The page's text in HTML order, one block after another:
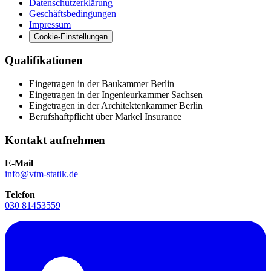
Datenschutzerklärung
Geschäftsbedingungen
Impressum
Cookie-Einstellungen
Qualifikationen
Eingetragen in der Baukammer Berlin
Eingetragen in der Ingenieurkammer Sachsen
Eingetragen in der Architektenkammer Berlin
Berufshaftpflicht über Markel Insurance
Kontakt aufnehmen
E-Mail
info@vtm-statik.de
Telefon
030 81453559